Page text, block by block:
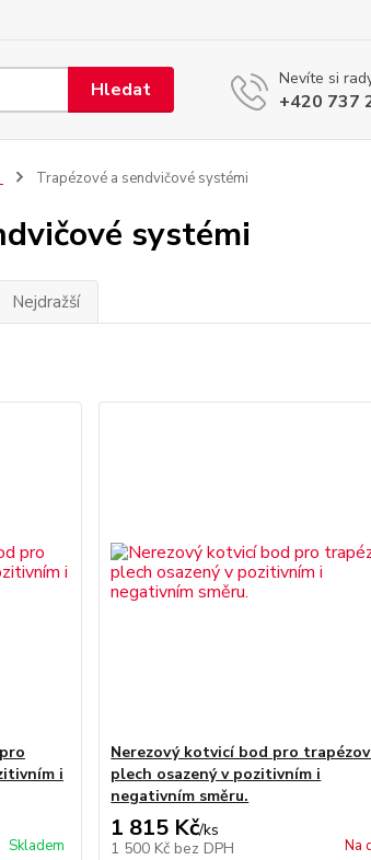
Hledat Nevíte si
+420 737
Trapézové a sendvičové systémi
systémi
Nejdražší
i
Skladem
Nerezový kotvicí bod pro
plech osazený v pozitivním i
negativním směru.
1 815 Kč/ks
1 500 Kč bez DPH Na